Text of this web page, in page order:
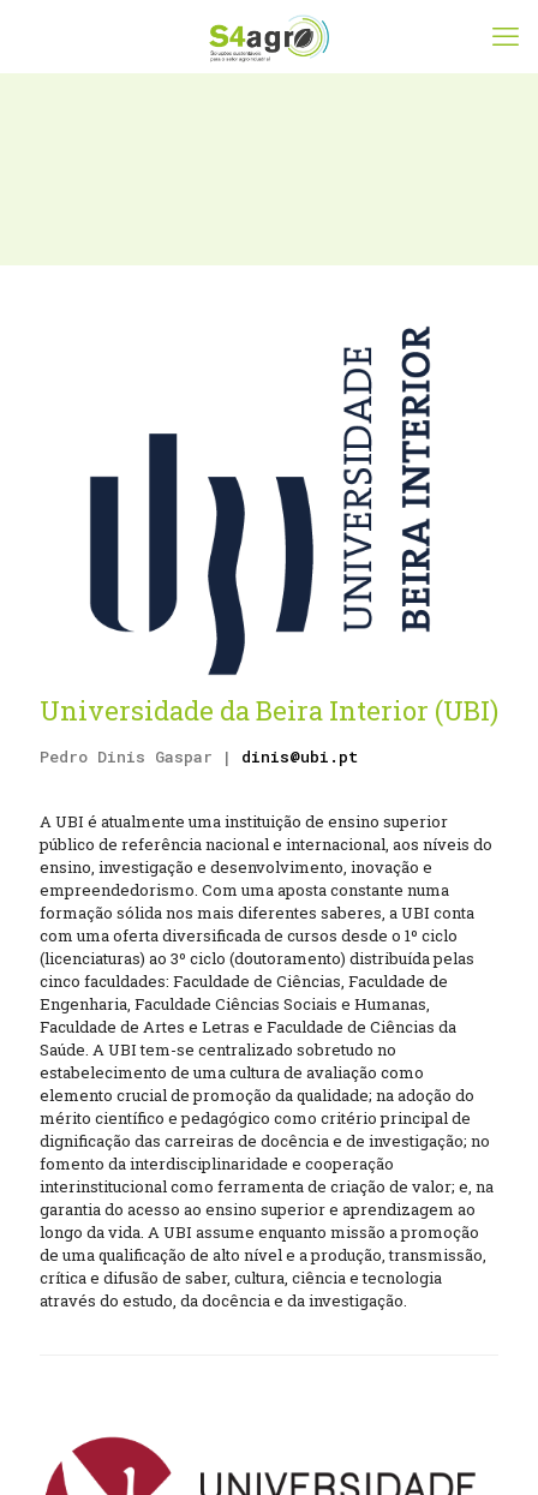
Universidade da Beira Interior (UBI)
Pedro Dinis Gaspar | dinis@ubi.pt
A UBI é atualmente uma instituição de ensino superior
público de referência nacional e internacional, aos níveis do
ensino, investigação e desenvolvimento, inovação e
empreendedorismo. Com uma aposta constante numa
formação sólida nos mais diferentes saberes, a UBI conta
com uma oferta diversificada de cursos desde o 1º ciclo
(licenciaturas) ao 3º ciclo (doutoramento) distribuída pelas
cinco faculdades: Faculdade de Ciências, Faculdade de
Engenharia, Faculdade Ciências Sociais e Humanas,
Faculdade de Artes e Letras e Faculdade de Ciências da
Saúde. A UBI tem-se centralizado sobretudo no
estabelecimento de uma cultura de avaliação como
elemento crucial de promoção da qualidade; na adoção do
mérito científico e pedagógico como critério principal de
dignificação das carreiras de docência e de investigação; no
fomento da interdisciplinaridade e cooperação
interinstitucional como ferramenta de criação de valor; e, na
garantia do acesso ao ensino superior e aprendizagem ao
longo da vida. A UBI assume enquanto missão a promoção
de uma qualificação de alto nível e a produção, transmissão,
crítica e difusão de saber, cultura, ciência e tecnologia
através do estudo, da docência e da investigação.